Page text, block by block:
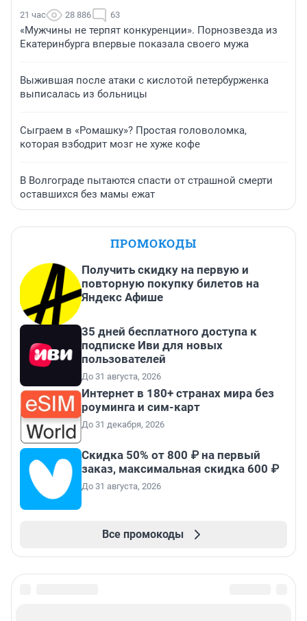
21 час 28 886 63
«Мужчины не терпят конкуренции». Порнозвезда из
Екатеринбурга впервые показала своего мужа
Выжившая после атаки с кислотой петербурженка
выписалась из больницы
Сыграем в «Ромашку»? Простая головоломка,
которая взбодрит мозг не хуже кофе
В Волгограде пытаются спасти от страшной смерти
оставшихся без мамы ежат
ПРОМОКОДЫ
Получить скидку на первую и
повторную покупку билетов на
Яндекс Афише
35 дней бесплатного доступа к
подписке Иви для новых
пользователей
До 31 августа, 2026
Интернет в 180+ странах мира без
роуминга и сим-карт
До 31 декабря, 2026
Скидка 50% от 800 ₽ на первый
заказ, максимальная скидка 600 ₽
До 31 августа, 2026
Все промокоды